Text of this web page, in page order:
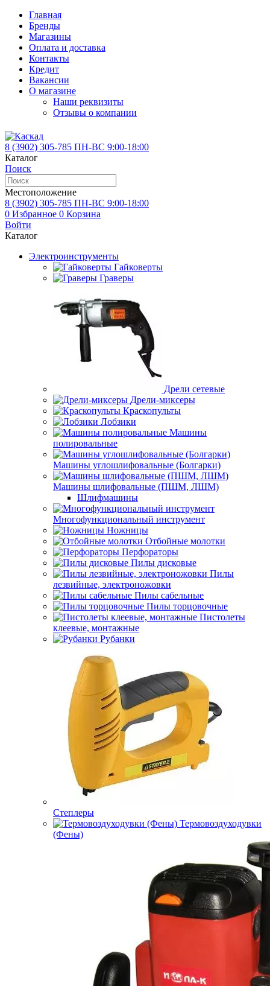
Главная
Бренды
Магазины
Оплата и доставка
Контакты
Кредит
Вакансии
О магазине
Наши реквизиты
Отзывы о компании
8 (3902) 305-785 ПН-ВС 9:00-18:00
Каталог
Поиск
Местоположение
8 (3902) 305-785 ПН-ВС 9:00-18:00
0 Избранное 0 Корзина
Войти
Каталог
Электроинструменты
Гайковерты
Граверы
Дрели сетевые
Дрели-миксеры
Краскопульты
Лобзики
Машины
полировальные
Машины углошлифовальные (Болгарки)
Машины шлифовальные (ПШМ, ЛШМ)
Шлифмашины
Многофункциональный инструмент
Ножницы
Отбойные молотки
Перфораторы
Пилы дисковые
Пилы
лезвийные, электроножовки
Пилы сабельные
Пилы торцовочные
Пистолеты
клеевые, монтажные
Рубанки
Степлеры
Термовоздуходувки
(Фены)